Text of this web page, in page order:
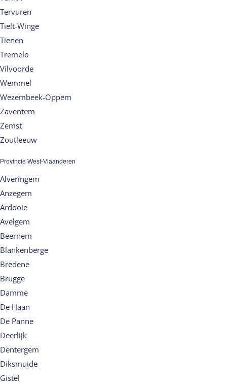
Tervuren
Tielt-Winge
Tienen
Tremelo
Vilvoorde
Wemmel
Wezembeek-Oppem
Zaventem
Zemst
Zoutleeuw
Provincie West-Vlaanderen
Alveringem
Anzegem
Ardooie
Avelgem
Beernem
Blankenberge
Bredene
Brugge
Damme
De Haan
De Panne
Deerlijk
Dentergem
Diksmuide
Gistel